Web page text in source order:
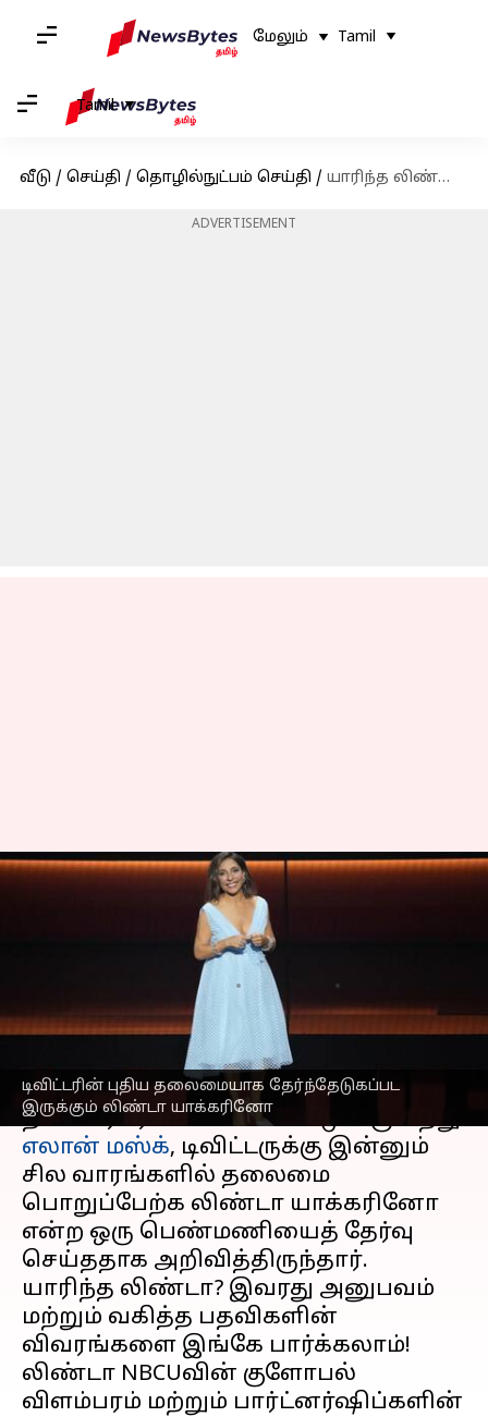
மேலும் Tamil
Tamil
வீடு / செய்தி / தொழில்நுட்பம் செய்தி / யாரிந்த லிண்டா? இவர் வகித்த பதவிகளின் பட்டியல் இங்கே
ADVERTISEMENT
டிவிட்டரின் புதிய தலைமையாக தேர்ந்தேடுகப்பட
இருக்கும் லிண்டா யாக்கரினோ
யாரிந்த லிண்டா? இவர்
வகித்த பதவிகளின்
பட்டியல் இங்கே
Sayee Priyadarshini May 12, 2023
செய்தி முன்னோட்டம்
ட்விட்டர்தளத்தின் புதிய சிஈஓ பற்றி
எலான் மஸ்க், டிவிட்டருக்கு இன்னும்
சில வாரங்களில் தலைமை
பொறுப்பேற்க லிண்டா யாக்கரினோ
என்ற ஒரு பெண்மணியைத் தேர்வு
செய்ததாக அறிவித்திருந்தார்.
யாரிந்த லிண்டா? இவரது அனுபவம்
மற்றும் வகித்த பதவிகளின்
விவரங்களை இங்கே பார்க்கலாம்!
லிண்டா NBCUவின் குளோபல்
விளம்பரம் மற்றும் பார்ட்னர்ஷிப்களின்